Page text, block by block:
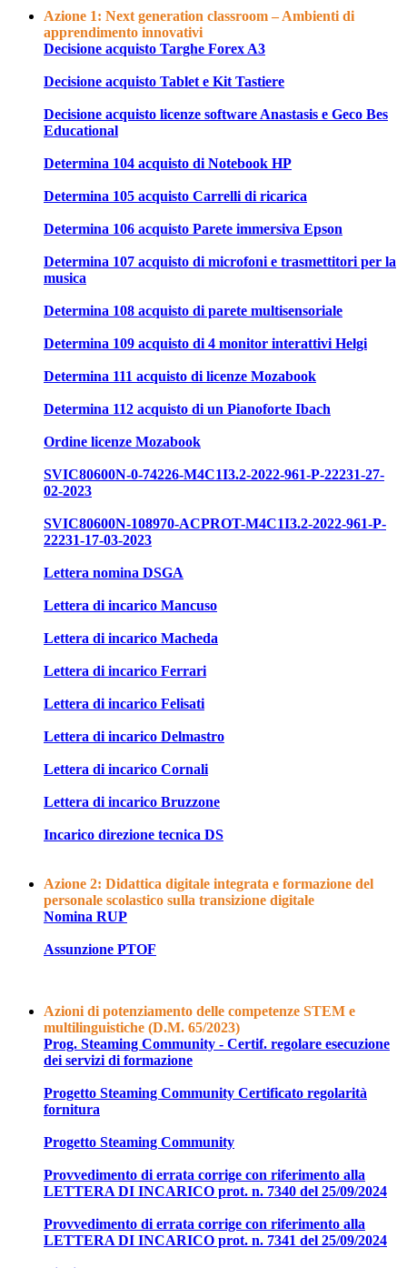
Azione 1: Next generation classroom – Ambienti di
apprendimento innovativi
Decisione acquisto Targhe Forex A3
Decisione acquisto Tablet e Kit Tastiere
Decisione acquisto licenze software Anastasis e Geco Bes
Educational
Determina 104 acquisto di Notebook HP
Determina 105 acquisto Carrelli di ricarica
Determina 106 acquisto Parete immersiva Epson
Determina 107 acquisto di microfoni e trasmettitori per la
musica
Determina 108 acquisto di parete multisensoriale
Determina 109 acquisto di 4 monitor interattivi Helgi
Determina 111 acquisto di licenze Mozabook
Determina 112 acquisto di un Pianoforte Ibach
Ordine licenze Mozabook
SVIC80600N-0-74226-M4C1I3.2-2022-961-P-22231-27-
02-2023
SVIC80600N-108970-ACPROT-M4C1I3.2-2022-961-P-
22231-17-03-2023
Lettera nomina DSGA
Lettera di incarico Mancuso
Lettera di incarico Macheda
Lettera di incarico Ferrari
Lettera di incarico Felisati
Lettera di incarico Delmastro
Lettera di incarico Cornali
Lettera di incarico Bruzzone
Incarico direzione tecnica DS
Azione 2: Didattica digitale integrata e formazione del
personale scolastico sulla transizione digitale
Nomina RUP
Assunzione PTOF
Azioni di potenziamento delle competenze STEM e
multilinguistiche (D.M. 65/2023)
Prog. Steaming Community - Certif. regolare esecuzione
dei servizi di formazione
Progetto Steaming Community Certificato regolarità
fornitura
Progetto Steaming Community
Provvedimento di errata corrige con riferimento alla
LETTERA DI INCARICO prot. n. 7340 del 25/09/2024
Provvedimento di errata corrige con riferimento alla
LETTERA DI INCARICO prot. n. 7341 del 25/09/2024